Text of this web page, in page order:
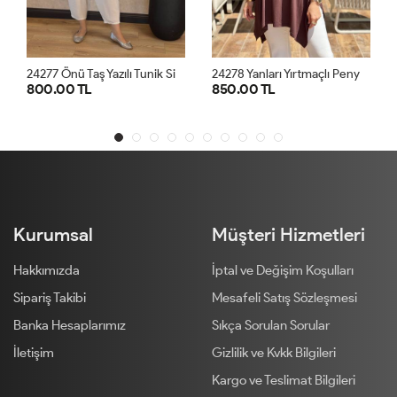
2
4278 Yanları Yırtmaçlı Penye Tunik Kahve
850.00 TL
2
4277 Önü Taş Yazılı Tunik Lacivert
800.00 TL
Kurumsal
Hakkımızda
Sipariş Takibi
Banka Hesaplarımız
İletişim
Müşteri Hizmetleri
İptal ve Değişim Koşulları
Mesafeli Satış Sözleşmesi
Sıkça Sorulan Sorular
Gizlilik ve Kvkk Bilgileri
Kargo ve Teslimat Bilgileri